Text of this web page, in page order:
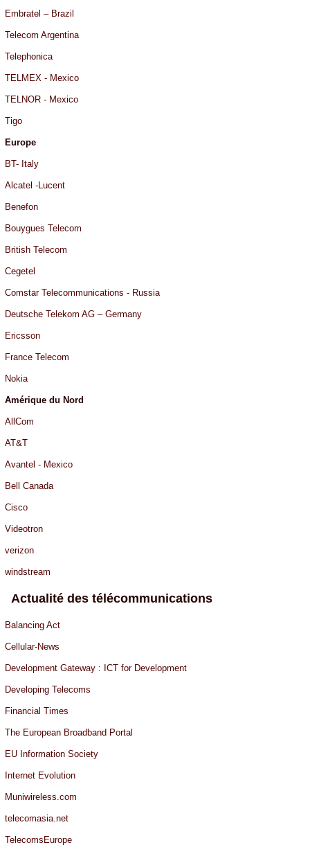
Embratel – Brazil
Telecom Argentina
Telephonica
TELMEX - Mexico
TELNOR - Mexico
Tigo
Europe
BT- Italy
Alcatel -Lucent
Benefon
Bouygues Telecom
British Telecom
Cegetel
Comstar Telecommunications - Russia
Deutsche Telekom AG – Germany
Ericsson
France Telecom
Nokia
Amérique du Nord
AllCom
AT&T
Avantel - Mexico
Bell Canada
Cisco
Videotron
verizon
windstream
Actualité des télécommunications
Balancing Act
Cellular-News
Development Gateway : ICT for Development
Developing Telecoms
Financial Times
The European Broadband Portal
EU Information Society
Internet Evolution
Muniwireless.com
telecomasia.net
TelecomsEurope